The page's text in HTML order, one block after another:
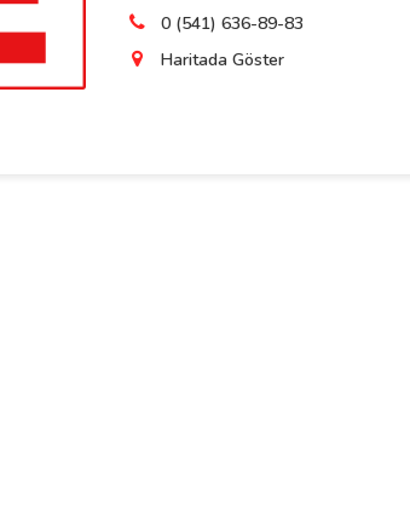
0 (541) 636-89-83
Haritada Göster